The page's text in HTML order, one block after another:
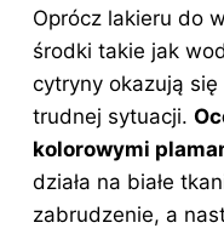
Oprócz lakieru do
środki takie jak
cytryny okazują
trudnej sytuacji.
kolorowymi
działa na białe
zabrudzenie, a